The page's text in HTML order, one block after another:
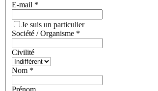
E-mail *
Je suis un particulier
Société / Organisme *
Civilité
Nom *